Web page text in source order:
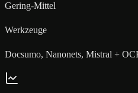
Gering-Mittel
Werkzeuge
Docsumo, Nanonets, Mistral +